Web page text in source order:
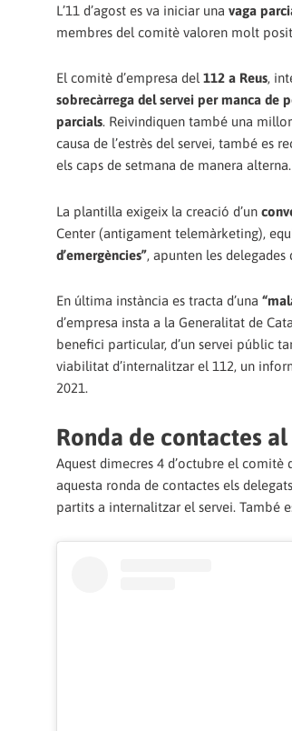
L’11 d’agost es va iniciar una vaga
membres del comitè valoren molt
El comitè d’empresa del112 a Reus,
sobrecàrrega del servei per manca de
parcials. Reivindiquen també una
causa de l’estrès del servei, també es
els caps de setmana de manera alterna.
La plantilla exigeix la creació d’un
Center (antigament telemàrketing),
d’emergències”, apunten les delegades
En última instància es tracta d’una
d’empresa insta a la Generalitat de
benefici particular, d’un servei públic
viabilitat d’internalitzar el 112, un
2021.
Ronda de contactes
Aquest dimecres 4 d’octubre el comitè
aquesta ronda de contactes els
partits a internalitzar el servei. També